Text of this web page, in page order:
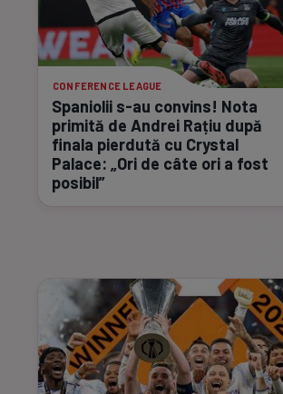
CONFERENCE LEAGUE
Spaniolii s-au convins! Nota
primită de Andrei Rațiu după
finala pierdută cu Crystal
Palace: „Ori de câte ori a fost
posibil”